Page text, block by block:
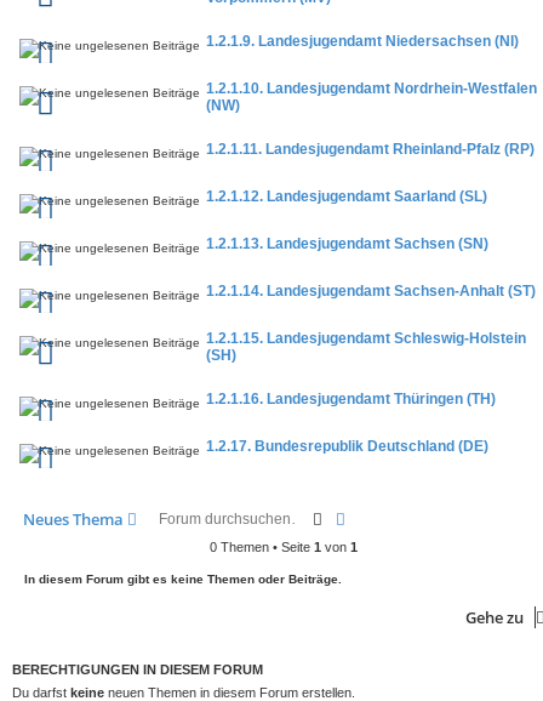
1.2.1.9. Landesjugendamt Niedersachsen (NI)
1.2.1.10. Landesjugendamt Nordrhein-Westfalen
(NW)
1.2.1.11. Landesjugendamt Rheinland-Pfalz (RP)
1.2.1.12. Landesjugendamt Saarland (SL)
1.2.1.13. Landesjugendamt Sachsen (SN)
1.2.1.14. Landesjugendamt Sachsen-Anhalt (ST)
1.2.1.15. Landesjugendamt Schleswig-Holstein
(SH)
1.2.1.16. Landesjugendamt Thüringen (TH)
1.2.17. Bundesrepublik Deutschland (DE)
Neues Thema Suche
0 Themen • Seite 1 von 1
In diesem Forum gibt es keine Themen oder Beiträge.
Gehe zu
BERECHTIGUNGEN IN DIESEM FORUM
Du darfst keine neuen Themen in diesem Forum erstellen.